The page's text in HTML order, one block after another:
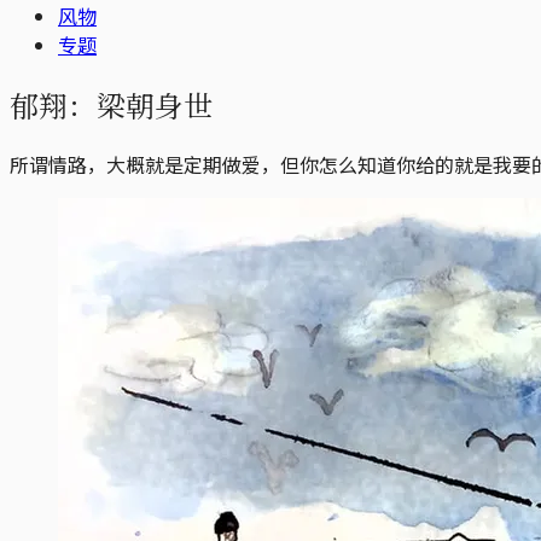
风物
专题
郁翔：梁朝身世
所谓情路，大概就是定期做爱，但你怎么知道你给的就是我要